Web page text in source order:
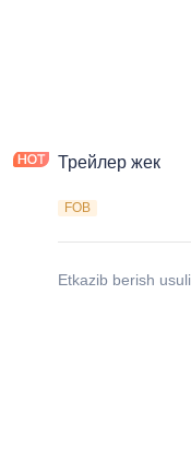
Трейлер жек
FOB
Etkazib berish usuli